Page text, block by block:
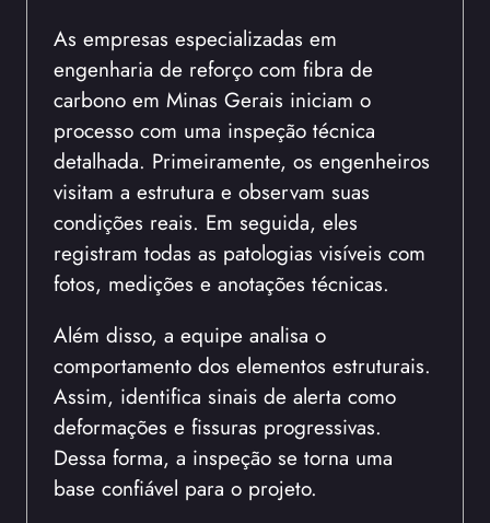
As empresas especializadas em
engenharia de reforço com fibra de
carbono em Minas Gerais iniciam o
processo com uma inspeção técnica
detalhada. Primeiramente, os engenheiros
visitam a estrutura e observam suas
condições reais. Em seguida, eles
registram todas as patologias visíveis com
fotos, medições e anotações técnicas.
Além disso, a equipe analisa o
comportamento dos elementos estruturais.
Assim, identifica sinais de alerta como
deformações e fissuras progressivas.
Dessa forma, a inspeção se torna uma
base confiável para o projeto.